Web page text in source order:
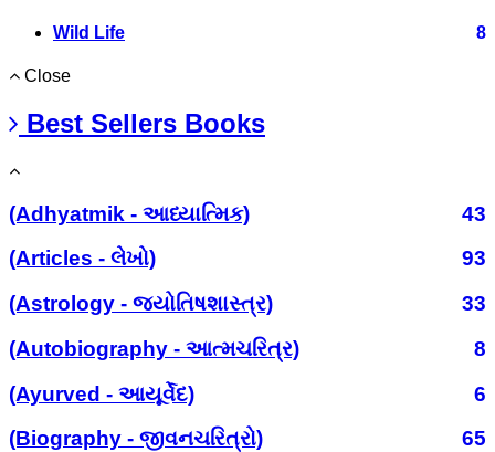
Wild Life 8
Close
Best Sellers Books
(Adhyatmik - આધ્યાત્મિક)
43
(Articles - લેખો)
93
(Astrology - જ્યોતિષશાસ્ત્ર)
33
(Autobiography - આત્મચરિત્ર)
8
(Ayurved - આયૂર્વેદ)
6
(Biography - જીવનચરિત્રો)
65